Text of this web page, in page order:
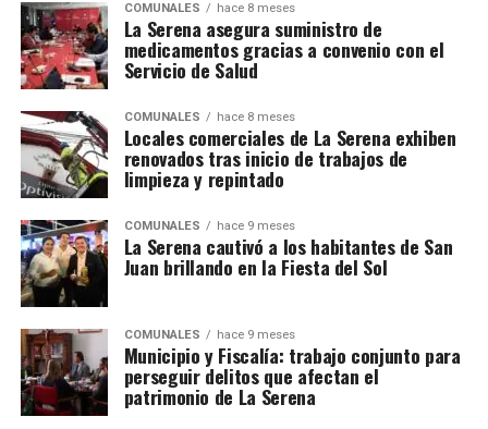
COMUNALES hace 8 meses
La Serena asegura suministro de
medicamentos gracias a convenio con el
Servicio de Salud
COMUNALES hace 8 meses
Locales comerciales de La Serena exhiben
renovados tras inicio de trabajos de
limpieza y repintado
COMUNALES hace 9 meses
La Serena cautivó a los habitantes de San
Juan brillando en la Fiesta del Sol
COMUNALES hace 9 meses
Municipio y Fiscalía: trabajo conjunto para
perseguir delitos que afectan el
patrimonio de La Serena